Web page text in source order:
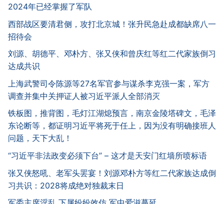
2024年已经掌握了军队
西部战区要清君侧，攻打北京城！张升民急赴成都缺席八一
招待会
刘源、胡德平、邓朴方、张又侠和曾庆红等红二代家族倒习
达成共识
上海武警司令陈源等27名军官参与谋杀李克强一案，军方
调查并集中关押证人被习近平派人全部消灭
铁板图，推背图，毛灯江湖熄预言，南京金陵塔碑文，毛泽
东论断等，都证明习近平将死于任上，因为没有明确接班人
问题，天下大乱！
“习近平非法政变必须下台” – 这才是天安门红墙所喷标语
张又侠怒吼、老军头罢宴！刘源邓朴方等红二代家族达成倒
习共识：2028将成绝对独裁末日